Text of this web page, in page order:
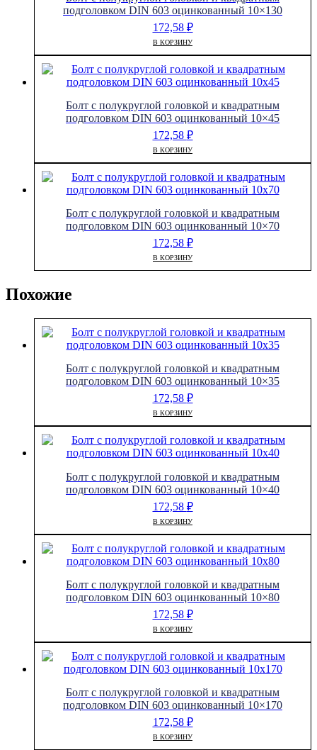
подголовком DIN 603 оцинкованный 10×130
172,58 ₽
В КОРЗИНУ
Болт с полукруглой головкой и квадратным
подголовком DIN 603 оцинкованный 10×45
172,58 ₽
В КОРЗИНУ
Болт с полукруглой головкой и квадратным
подголовком DIN 603 оцинкованный 10×70
172,58 ₽
В КОРЗИНУ
Похожие
Болт с полукруглой головкой и квадратным
подголовком DIN 603 оцинкованный 10×35
172,58 ₽
В КОРЗИНУ
Болт с полукруглой головкой и квадратным
подголовком DIN 603 оцинкованный 10×40
172,58 ₽
В КОРЗИНУ
Болт с полукруглой головкой и квадратным
подголовком DIN 603 оцинкованный 10×80
172,58 ₽
В КОРЗИНУ
Болт с полукруглой головкой и квадратным
подголовком DIN 603 оцинкованный 10×170
172,58 ₽
В КОРЗИНУ